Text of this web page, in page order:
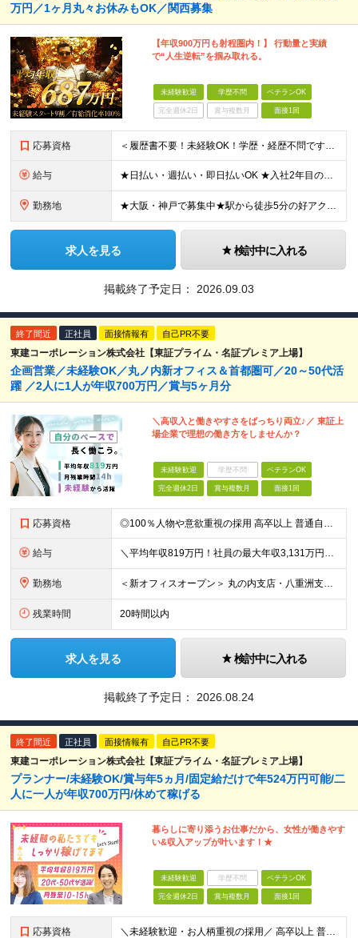
万円／1ヶ月丸々お休みもOK／関西募集
【年収900万円も射程圏内！】 行動量と実績
で“人生逆転”を掴み取れる。
未経験歓迎 学歴不問 ベテランOK
完全週休2日 賞与複数月 面接1回
応募資格 ＜履歴書不要！未経験OK！学歴・経歴不問です＞ ◆スキル・資格は一切不要 ◆職種・業種未経験歓迎 ◆第二新卒・ブランク・社会人デビューOK ＜こんな方にピッタリ！＞ □収入もお休みも大切にしたい方
給与 ★日払い・週払い・即日払いOK ★入社2年目の平均年収687万円 ★入社3年目で年収900万円の社員も在籍 ＼2つのコースから給与形態を選べます！／ 【1】安定収入をゲットしたい方向けコース 基本給
勤務地 ★大阪・神戸で募集中★駅から徒歩5分の好アクセス ■新大阪事業所／大阪府大阪市東淀川区東中島4-11-6 ネオライフ新大阪ビル8F ■神戸事業所／兵庫県神戸市中央区多聞通4-4-13 歩11番館50
求人を見る 検討中に入れる
掲載終了予定日： 2026.09.03
終了間近 正社員 面接情報有 自己PR不要
東建コーポレーション株式会社【東証プライム・名証プレミア上場】
企画営業／未経験OK／丸ノ内新オフィス＆首都圏可／20～50代活
躍 ／2人に1人が年収700万円／賞与5ヶ月分
＼高収入と働きやすさをばっちり両立♪／ 東証上
場企業で理想の働き方をしませんか？
未経験歓迎 学歴不問 ベテランOK
完全週休2日 賞与複数月 面接1回
応募資格 ◎100％人物や意欲重視の採用 高卒以上 普通自動車第一種運転免許取得者（AT限定可） ★職歴は全く問いません！ 前向きにコツコツと向き合える方であれば結果がついてくるお仕事です。 現職・無職、正社
給与 ＼平均年収819万円！社員の最大年収3,131万円／ ＼2人に1人が年収700万円以上／ ＼5人に1人が年収1,000万円以上！／ 固定給だけで、年収524万円も可能！ インセンティブだけでなく固定給
勤務地 ＜新オフィスオープン＞ 丸の内支店・八重洲支店 東京都千代田区丸の内1丁目9-1 グラントウキョウノースタワーオフィス40階（東京ヘッドオフィス内） ★東京駅直結の新オフィスで雨にも濡れずに通勤♪
残業時間 20時間以内
求人を見る 検討中に入れる
掲載終了予定日： 2026.08.24
終了間近 正社員 面接情報有 自己PR不要
東建コーポレーション株式会社【東証プライム・名証プレミア上場】
プランナー/未経験OK/賞与年5ヵ月/固定給だけで年524万円可能/二
人に一人が年収700万円/休めて稼げる
暮らしに寄り添うお仕事だから、女性が働きやす
い&収入アップが叶います！★
未経験歓迎 学歴不問 ベテランOK
完全週休2日 賞与複数月 面接1回
応募資格 ＼未経験歓迎・お人柄重視の採用／ 高卒以上 普通自動車第一種運転免許取得者（AT限定可） ★職歴は全く問いません！20代～50代が幅広く活躍中 前向きにコツコツと向き合える方であれば結果がついてくる